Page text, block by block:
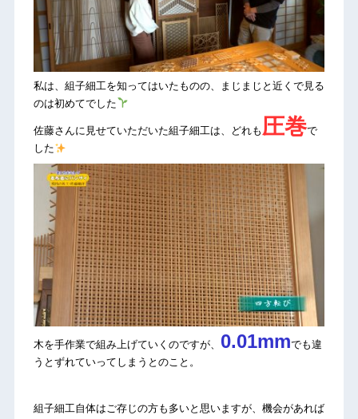
私は、組子細工を知ってはいたものの、まじまじと近くで見る
のは初めてでした
佐藤さんに見せていただいた組子細工は、どれも 圧巻で
した
木を手作業で組み上げていくのですが、 0.01mmでも違
うとずれていってしまうとのこと。
組子細工自体はご存じの方も多いと思いますが、機会があれば